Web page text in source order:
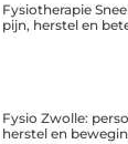
Fysiotherapie
pijn, herstel en
Fysio Zwolle:
herstel en